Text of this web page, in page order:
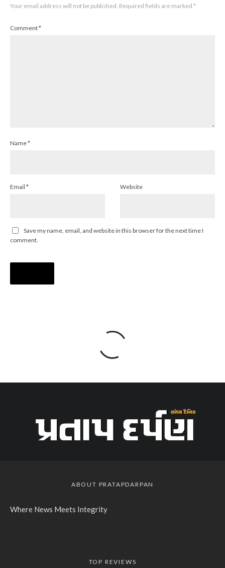
Your email address will not be published. Required fields are marked *
Comment*
Name*
Email * Website
Save my name, email, and website in this browser for the next time I
comment.
ABOUT PRATAPDARPAN
Where News Meets Integrity
TOP REVIEWS